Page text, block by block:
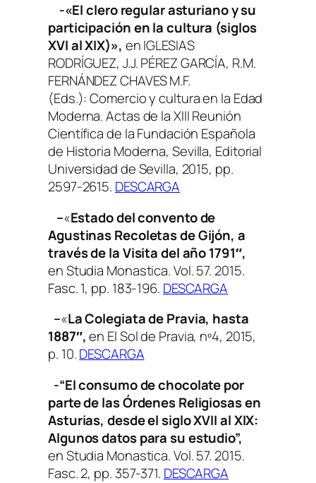
-«El clero regular asturiano y su
participación en la cultura (siglos
XVI al XIX)», en IGLESIAS
RODRÍGUEZ, J.J. PÉREZ GARCÍA, R.M.
FERNÁNDEZ CHAVES M.F.
(Eds.):Comercio y cultura en la Edad
Moderna. Actas de la XIII Reunión
Científica de la Fundación Española
de Historia Moderna, Sevilla, Editorial
Universidad de Sevilla, 2015, pp.
2597-2615. DESCARGA
–«Estado del convento de
Agustinas Recoletas de Gijón, a
través de la Visita del año 1791″,
enStudia Monastica. Vol. 57. 2015.
Fasc. 1, pp. 183-196. DESCARGA
–«La Colegiata de Pravia, hasta
1887″,en El Sol de Pravia, nº4, 2015,
p. 10.DESCARGA
-“El consumo de chocolate por
parte de las Órdenes Religiosas en
Asturias, desde el siglo XVII al XIX:
Algunos datos para su estudio”,
enStudia Monastica. Vol. 57. 2015.
Fasc. 2, pp. 357-371. DESCARGA